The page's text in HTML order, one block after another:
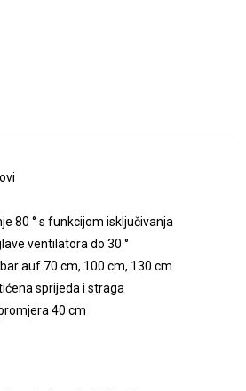
80 ° s funkcijom isključivanja
ventilatora do 30 °
auf 70 cm, 100 cm, 130 cm
sprijeda i straga
40 cm